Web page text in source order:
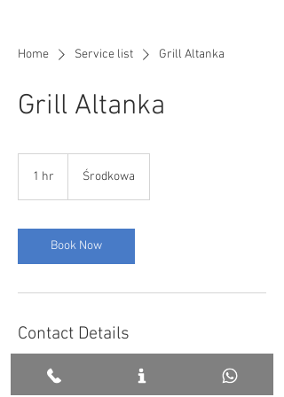
Home Service list Grill Altanka
Grill Altanka
1 hr Środkowa
Book Now
Contact Details
Środkowa 320, Białka Tatrzańska, Poland
690123110